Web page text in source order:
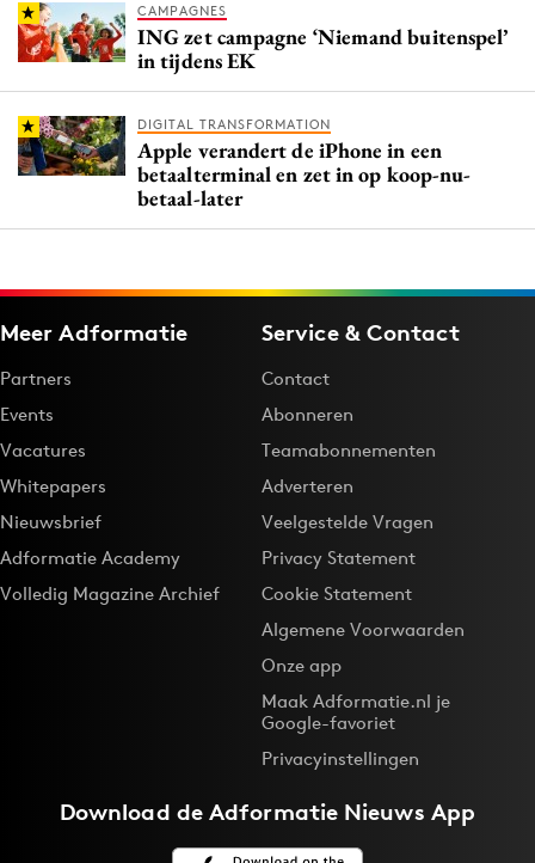
CAMPAGNES
ING zet campagne ‘Niemand buitenspel’
in tijdens EK
DIGITAL TRANSFORMATION
Apple verandert de iPhone in een
betaalterminal en zet in op koop-nu-
betaal-later
Meer Adformatie
Partners
Events
Vacatures
Whitepapers
Nieuwsbrief
Adformatie Academy
Volledig Magazine Archief
Service & Contact
Contact
Abonneren
Teamabonnementen
Adverteren
Veelgestelde Vragen
Privacy Statement
Cookie Statement
Algemene Voorwaarden
Onze app
Maak Adformatie.nl je
Google-favoriet
Privacyinstellingen
Download deAdformatie Nieuws App